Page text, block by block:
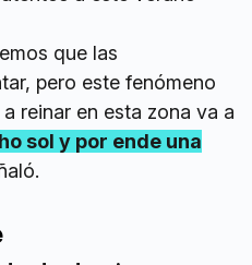
que las
pero este fenómeno
reinar en esta zona va a
sol y por ende una